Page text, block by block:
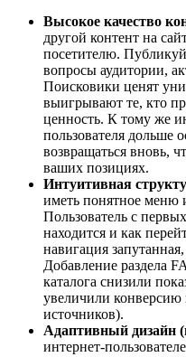
Высокое качество
другой контент на
посетителю.
вопросы аудитории,
Поисковики ценят
выигрывают те, кто
ценность. К тому же
пользователя дольше
возвращаться вновь,
ваших позициях.
Интуитивная
иметь понятное меню
Пользователь с
находится и как
навигация
Добавление раздела
каталога снизили
увеличили
источников).
Адаптивный дизайн
интернет-